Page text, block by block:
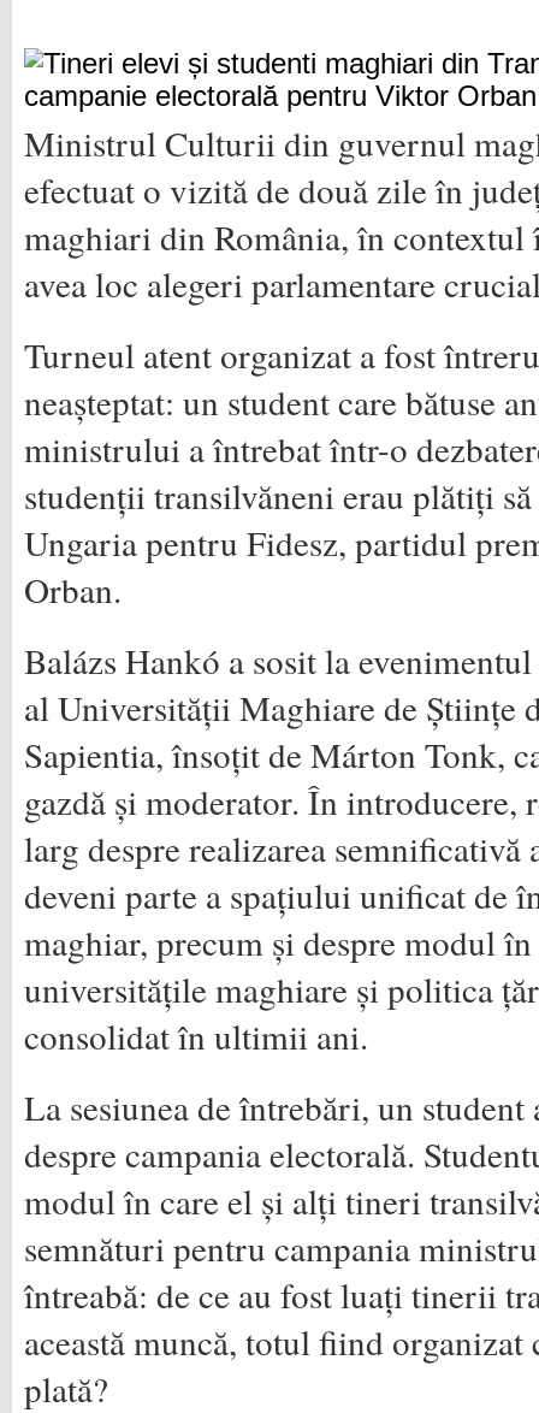
Ministrul Culturii din guvernul
efectuat o vizită de două zile în
maghiari din România, în
avea loc alegeri parlamentare
Turneul atent organizat a fost
neașteptat: un student care bătuse
ministrului a întrebat într-o
studenții transilvăneni erau plătiți
Ungaria pentru Fidesz, partidul
Orban.
Balázs Hankó a sosit la
al Universității Maghiare de Științe
Sapientia, însoțit de Márton Tonk,
gazdă și moderator. În introducere,
larg despre realizarea semnificativă
deveni parte a spațiului unificat de
maghiar, precum și despre modul
universitățile maghiare și politica
consolidat în ultimii ani.
La sesiunea de întrebări, un
despre campania electorală.
modul în care el și alți tineri
semnături pentru campania
întreabă: de ce au fost luați tinerii
această muncă, totul fiind organizat
plată?